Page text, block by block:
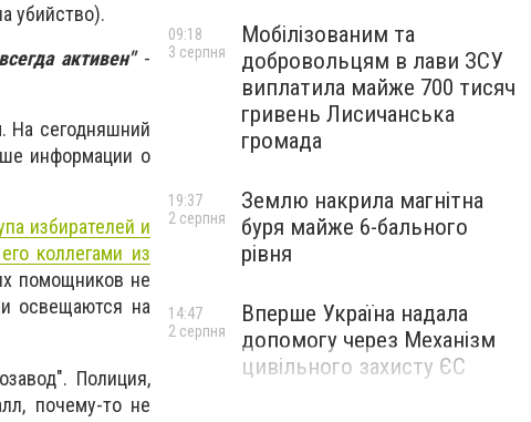
убийство).
активен"-
На сегодняшний
информации о
избирателей и
коллегами из
помощников не
освещаются на
Полиция,
почему-то не
Мобілізованим та
добровольцям в лави ЗСУ
виплатила майже 700 тисяч
гривень Лисичанська
громада
09:18
3 серпня
Землю накрила магнітна
буря майже 6-бального
рівня
19:37
2 серпня
Вперше Україна надала
допомогу через Механізм
цивільного захисту ЄС
14:47
2 серпня